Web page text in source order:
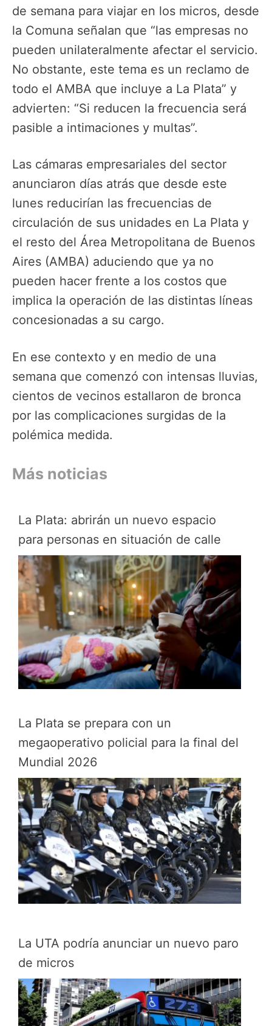
de semana para viajar en los micros, desde
la Comuna señalan que “las empresas no
pueden unilateralmente afectar el servicio.
No obstante, este tema es un reclamo de
todo el AMBA que incluye a La Plata” y
advierten: “Si reducen la frecuencia será
pasible a intimaciones y multas”.
Las cámaras empresariales del sector
anunciaron días atrás que desde este
lunes reducirían las frecuencias de
circulación de sus unidades en La Plata y
el resto del Área Metropolitana de Buenos
Aires (AMBA) aduciendo que ya no
pueden hacer frente a los costos que
implica la operación de las distintas líneas
concesionadas a su cargo.
En ese contexto y en medio de una
semana que comenzó con intensas lluvias,
cientos de vecinos estallaron de bronca
por las complicaciones surgidas de la
polémica medida.
Más noticias
La Plata: abrirán un nuevo espacio
para personas en situación de calle
La Plata se prepara con un
megaoperativo policial para la final del
Mundial 2026
La UTA podría anunciar un nuevo paro
de micros